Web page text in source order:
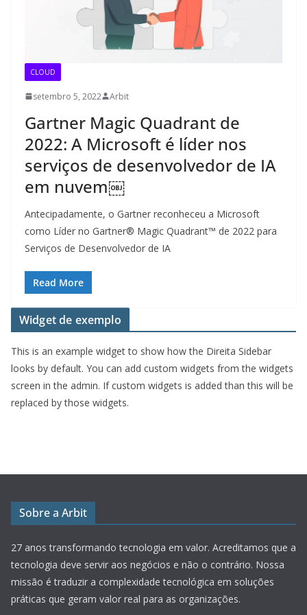
CLOUD
setembro 5, 2022 Arbit
Gartner Magic Quadrant de
2022: A Microsoft é líder nos
serviços de desenvolvedor de IA
em nuvem￼
Antecipadamente, o Gartner reconheceu a Microsoft
como Líder no Gartner® Magic Quadrant™ de 2022 para
Serviços de Desenvolvedor de IA
Read More
Widget de exemplo
This is an example widget to show how the Direita Sidebar
looks by default. You can add custom widgets from the widgets
screen in the admin. If custom widgets is added than this will be
replaced by those widgets.
Sobre a Arbit
27 anos transformando tecnologia em valor. Acreditamos que a
tecnologia deve servir aos negócios e não o contrário. Nossa
missão é traduzir a complexidade tecnológica em soluções
práticas que geram valor real para as organizações.